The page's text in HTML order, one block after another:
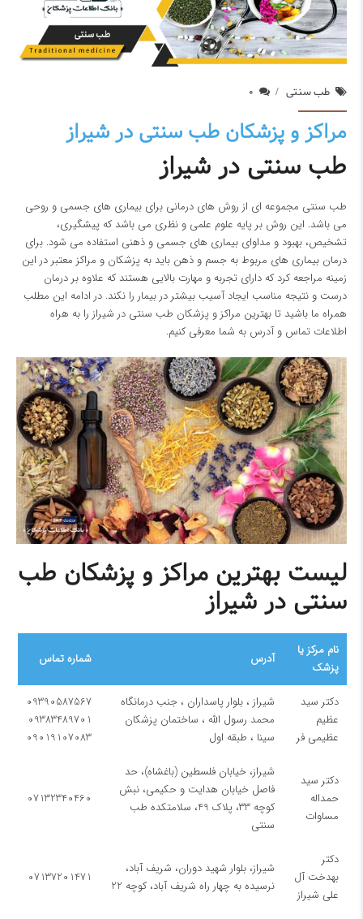
طب سنتی 0
مراکز و پزشکان طب سنتی در شیراز
طب سنتی در شیراز
طب سنتی مجموعه ای از روش های درمانی برای بیماری های جسمی و روحی
می باشد. این روش بر پایه علوم علمی و نظری می باشد که پیشگیری،
تشخیص، بهبود و مداوای بیماری های جسمی و ذهنی استفاده می شود. برای
درمان بیماری های مربوط به جسم و ذهن باید به پزشکان و مراکز معتبر در این
زمینه مراجعه کرد که دارای تجربه و مهارت بالایی هستند که علاوه بر درمان
درست و نتیجه مناسب ایجاد آسیب بیشتر در بیمار را نکند. در ادامه این مطلب
همراه ما باشید تا بهترین مراکز و پزشکان طب سنتی در شیراز را به هراه
اطلاعات تماس و آدرس به شما معرفی کنیم.
لیست بهترین مراکز و پزشکان طب
سنتی در شیراز
نام مرکز یا
پزشک
آدرس شماره تماس
دکتر سید
عظیم
عظیمی فر
شیراز ، بلوار پاسداران ، جنب درمانگاه
محمد رسول الله ، ساختمان پزشکان
سینا ، طبقه اول
09390587567
09383489701
09019107083
دکتر سید
حمداله
مساوات
شیراز، خیابان فلسطین (باغشاه)، حد
فاصل خیابان هدایت و حکیمی، نبش
کوچه ۳3، پلاک 49، سلامتکده طب
سنتی
07132340460
دکتر
بهدخت آل
علی شیراز
شیراز، بلوار شهید دوران، شریف آباد،
نرسیده به چهار راه شریف آباد، کوچه 22
07137201471